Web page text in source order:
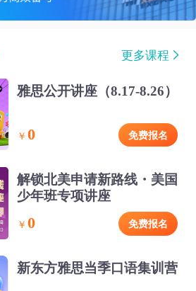
更多课程
雅思公开讲座（8.17-8.26）
￥ 0 免费报名
解锁北美申请新路线・美国
少年班专项讲座
￥ 0 免费报名
新东方雅思当季口语集训营